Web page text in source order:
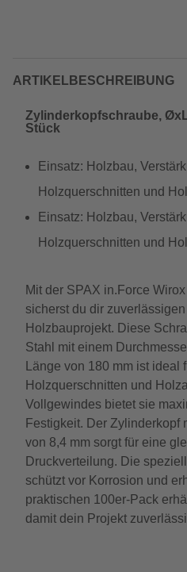
ARTIKELBESCHREIBUNG
Zylinderkopfschraube,
Stück
Einsatz: Holzbau,
Holzquerschnitten und
Einsatz: Holzbau,
Holzquerschnitten und
Mit der SPAX in.Force
sicherst du dir
Holzbauprojekt. Diese
Stahl mit einem
Länge von 180 mm ist ideal
Holzquerschnitten und
Vollgewindes bietet sie
Festigkeit. Der Zylinderkopf
von 8,4 mm sorgt für eine
Druckverteilung. Die
schützt vor Korrosion und
praktischen 100er-Pack
damit dein Projekt